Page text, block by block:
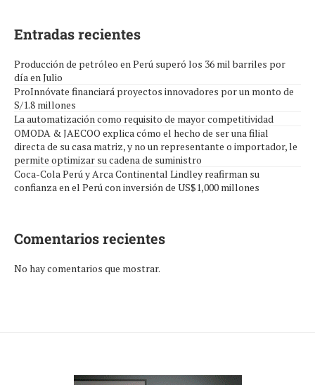
Entradas recientes
Producción de petróleo en Perú superó los 36 mil barriles por
día en Julio
ProInnóvate financiará proyectos innovadores por un monto de
S/1.8 millones
La automatización como requisito de mayor competitividad
OMODA & JAECOO explica cómo el hecho de ser una filial
directa de su casa matriz, y no un representante o importador, le
permite optimizar su cadena de suministro
Coca-Cola Perú y Arca Continental Lindley reafirman su
confianza en el Perú con inversión de US$1,000 millones
Comentarios recientes
No hay comentarios que mostrar.